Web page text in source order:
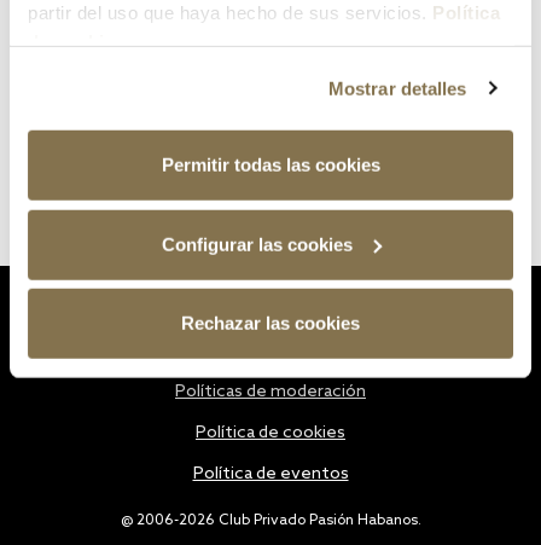
partir del uso que haya hecho de sus servicios. Política
Mostrar detalles
Permitir todas las cookies
Configurar las cookies
Rechazar las cookies
@ 2006-2026 Club Privado Pasión Habanos.
Políticas de moderación
Política de cookies
Política de eventos